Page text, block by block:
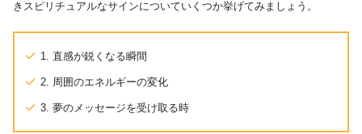
きスピリチュアルなサインについていくつか挙げてみましょう。
1. 直感が鋭くなる瞬間
2. 周囲のエネルギーの変化
3. 夢のメッセージを受け取る時